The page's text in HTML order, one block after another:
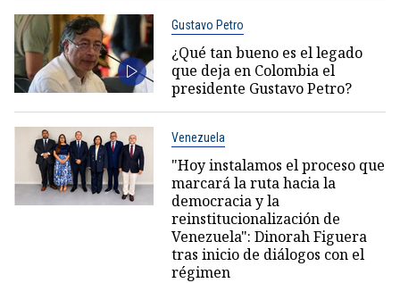
Gustavo Petro
¿Qué tan bueno es el legado
que deja en Colombia el
presidente Gustavo Petro?
Venezuela
"Hoy instalamos el proceso que
marcará la ruta hacia la
democracia y la
reinstitucionalización de
Venezuela": Dinorah Figuera
tras inicio de diálogos con el
régimen